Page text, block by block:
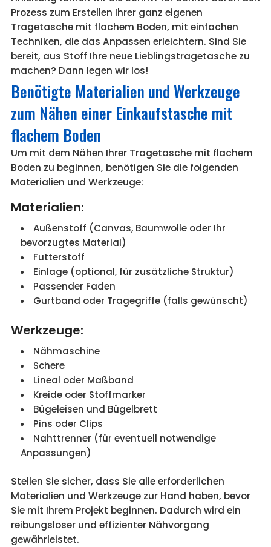
Prozess zum Erstellen Ihrer ganz eigenen
Tragetasche mit flachem Boden, mit einfachen
Techniken, die das Anpassen erleichtern. Sind Sie
bereit, aus Stoff Ihre neue Lieblingstragetasche zu
machen? Dann legen wir los!
Benötigte Materialien und Werkzeuge
zum Nähen einer Einkaufstasche mit
flachem Boden
Um mit dem Nähen Ihrer Tragetasche mit flachem
Boden zu beginnen, benötigen Sie die folgenden
Materialien und Werkzeuge:
Materialien:
Außenstoff (Canvas, Baumwolle oder Ihr
bevorzugtes Material)
Futterstoff
Einlage (optional, für zusätzliche Struktur)
Passender Faden
Gurtband oder Tragegriffe (falls gewünscht)
Werkzeuge:
Nähmaschine
Schere
Lineal oder Maßband
Kreide oder Stoffmarker
Bügeleisen und Bügelbrett
Pins oder Clips
Nahttrenner (für eventuell notwendige
Anpassungen)
Stellen Sie sicher, dass Sie alle erforderlichen
Materialien und Werkzeuge zur Hand haben, bevor
Sie mit Ihrem Projekt beginnen. Dadurch wird ein
reibungsloser und effizienter Nähvorgang
gewährleistet.